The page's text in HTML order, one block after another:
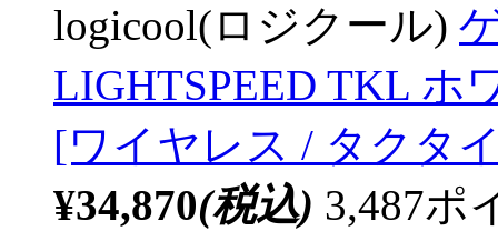
logicool(ロジクール)
LIGHTSPEED TKL ホ
[ワイヤレス / タクタ
¥34,870(税込) 3,487ポ